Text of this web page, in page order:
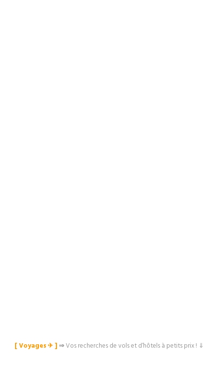
[ Voyages ✈︎ ]⇒Vos recherches de vols et d’hôtels à petits prix ! ⇓